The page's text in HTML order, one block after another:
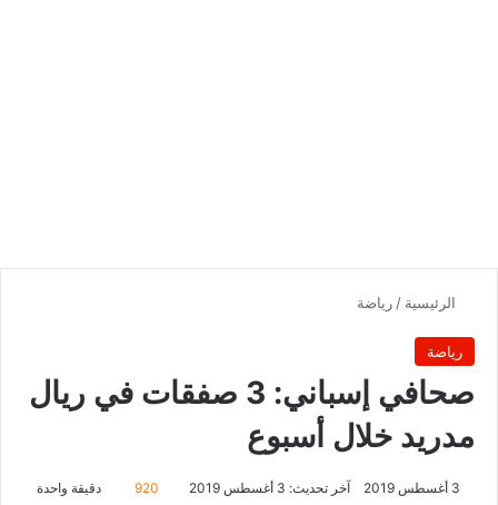
الرئيسية / رياضة
رياضة
صحافي إسباني: 3 صفقات في ريال
مدريد خلال أسبوع
3 أغسطس 2019 آخر تحديث: 3 أغسطس 2019 920 دقيقة واحدة